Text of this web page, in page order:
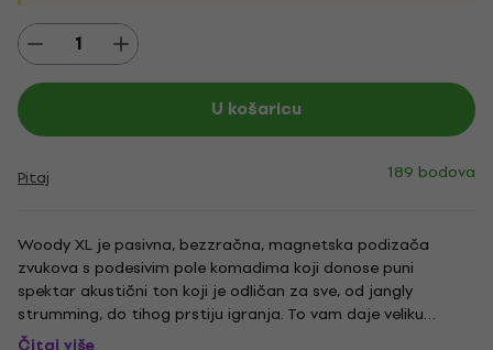
U košaricu
Pitaj 189 bodova
Woody XL je pasivna, bezzračna, magnetska podizača
zvukova s ​​podesivim pole komadima koji donose puni
spektar akustični ton koji je odličan za sve, od jangly
strumming, do tihog prstiju igranja. To vam daje veliku
ravnotežu koja kombinira masno dno HC verzije, s vrhunski